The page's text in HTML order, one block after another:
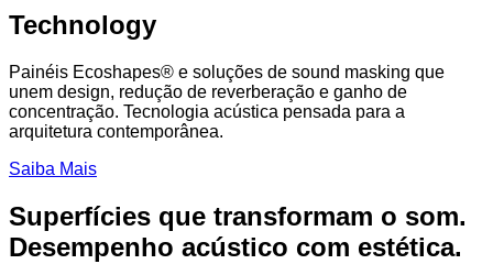
Technology
Painéis Ecoshapes® e soluções de sound masking que
unem design, redução de reverberação e ganho de
concentração. Tecnologia acústica pensada para a
arquitetura contemporânea.
Saiba Mais
Superfícies que transformam o som.
Desempenho acústico com estética.